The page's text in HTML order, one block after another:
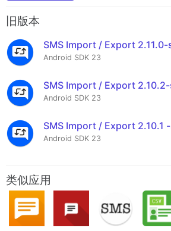
旧版本
SMS Import / Export
Android SDK 23
SMS Import / Export
Android SDK 23
SMS Import / Export 2.10.1
Android SDK 23
类似应用